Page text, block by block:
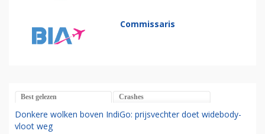
Commissaris
Best gelezen Crashes
Donkere wolken boven IndiGo: prijsvechter doet widebody-
vloot weg